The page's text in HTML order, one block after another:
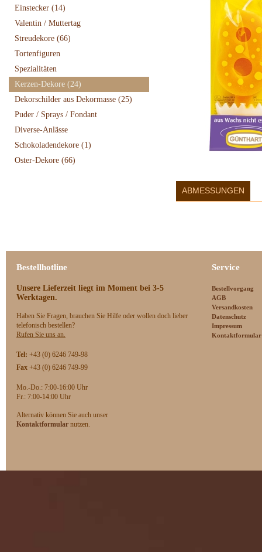
Einstecker (14)
Valentin / Muttertag
Streudekore (66)
Tortenfiguren
Spezialitäten
Kerzen-Dekore (24)
Dekorschilder aus Dekormasse (25)
Puder / Sprays / Fondant
Diverse-Anlässe
Schokoladendekore (1)
Oster-Dekore (66)
ABMESSUNGEN
Bestellhotline
Unsere Lieferzeit liegt im Moment bei 3-5
Werktagen.
Haben Sie Fragen, brauchen Sie Hilfe oder wollen doch lieber
telefonisch bestellen?
Rufen Sie uns an.
Tel: +43 (0) 6246 749-98
Fax +43 (0) 6246 749-99
Mo.-Do.: 7:00-16:00 Uhr
Fr.: 7:00-14:00 Uhr
Alternativ können Sie auch unser
Kontaktformular nutzen.
Service
Bestellvorgang
AGB
Versandkosten
Datenschutz
Impressum
Kontaktformular